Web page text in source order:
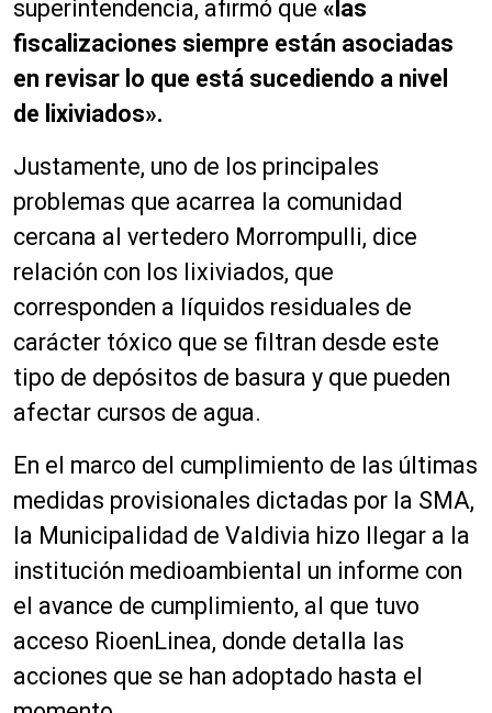
superintendencia, afirmó que «las
fiscalizaciones siempre están asociadas
en revisar lo que está sucediendo a nivel
de lixiviados».
Justamente, uno de los principales
problemas que acarrea la comunidad
cercana al vertedero Morrompulli, dice
relación con los lixiviados, que
corresponden a líquidos residuales de
carácter tóxico que se filtran desde este
tipo de depósitos de basura y que pueden
afectar cursos de agua.
En el marco del cumplimiento de las últimas
medidas provisionales dictadas por la SMA,
la Municipalidad de Valdivia hizo llegar a la
institución medioambiental un informe con
el avance de cumplimiento, al que tuvo
acceso RioenLinea, donde detalla las
acciones que se han adoptado hasta el